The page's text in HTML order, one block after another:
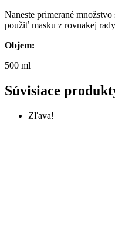
Naneste primerané
použiť masku z rovnakej rady
Objem:
500 ml
Súvisiace
Zľava!